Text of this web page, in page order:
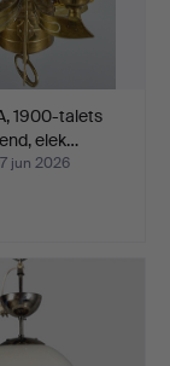
1900-talets
elek…
jun 2026